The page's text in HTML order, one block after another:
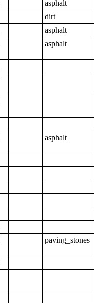
asphalt
dirt
asphalt
asphalt
asphalt
paving_stones